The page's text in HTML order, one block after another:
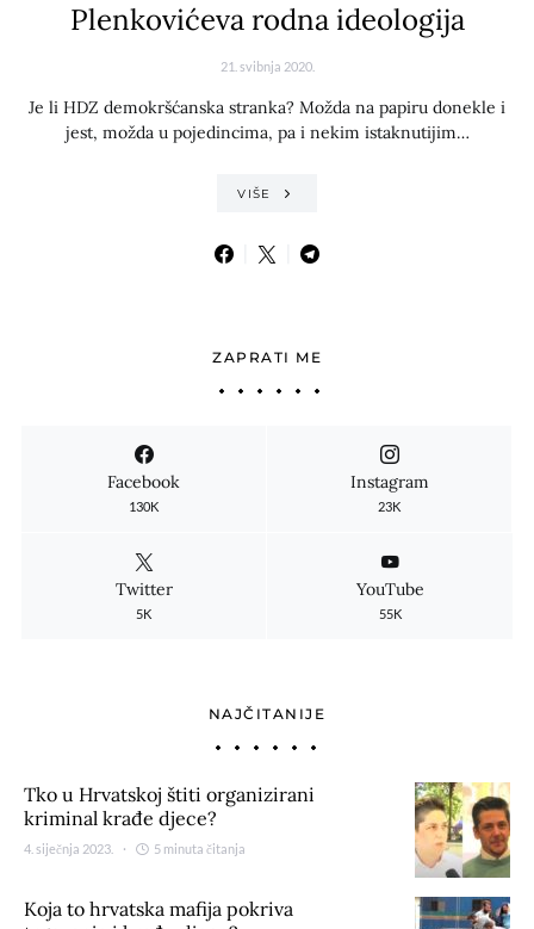
Plenkovićeva rodna ideologija
21. svibnja 2020.
Je li HDZ demokršćanska stranka? Možda na papiru donekle i
jest, možda u pojedincima, pa i nekim istaknutijim…
VIŠE
ZAPRATI ME
Facebook
130K
Instagram
23K
Twitter
5K
YouTube
55K
NAJČITANIJE
Tko u Hrvatskoj štiti organizirani
kriminal krađe djece?
4. siječnja 2023. 5 minuta čitanja
Koja to hrvatska mafija pokriva